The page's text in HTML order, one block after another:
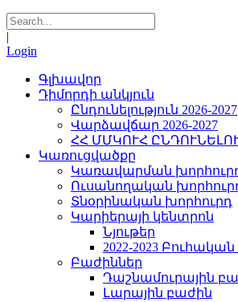
|
Login
Գլխավոր
Դիմորդի անկյուն
Ընդունելություն 2026-2027
Վարձավճար 2026-2027
ՀՀ ՄՄԿՈՒՀ
Կառուցվածքը
Կառավարման
Ուսանողական
Տնօրինական խորհուրդ
Կարիերայի կենտրոն
Նյութեր
2022-2023
Բաժիններ
Դաշնամուրային
Լարային բաժին